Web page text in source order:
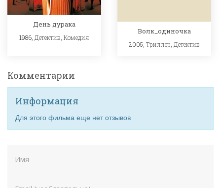
День дурака
1986, Детектив Комедия
Волк_одиночка
2005,Триллер Детектив
Комментарии
Информация
Для этого фильма еще нет отзывов